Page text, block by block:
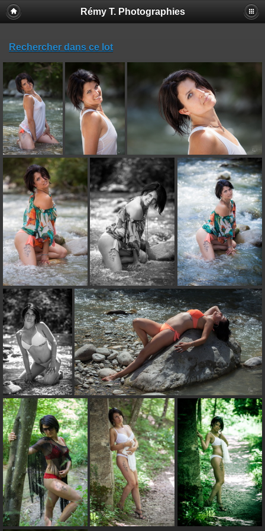
Rémy T. Photographies
Rechercher dans ce lot